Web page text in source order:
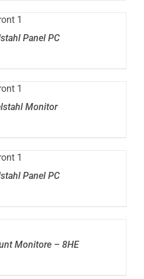
Panel PC
Monitor
Panel PC
Monitore – 8HE